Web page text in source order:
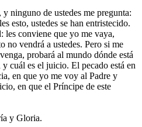
ninguno de ustedes me pregunta:
esto, ustedes se han entristecido.
les conviene que yo me vaya,
no vendrá a ustedes. Pero si me
probará al mundo dónde está
cuál es el juicio. El pecado está en
en que yo me voy al Padre y
en que el Príncipe de este
y Gloria.